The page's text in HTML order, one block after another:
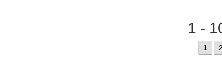
1 -
1 2